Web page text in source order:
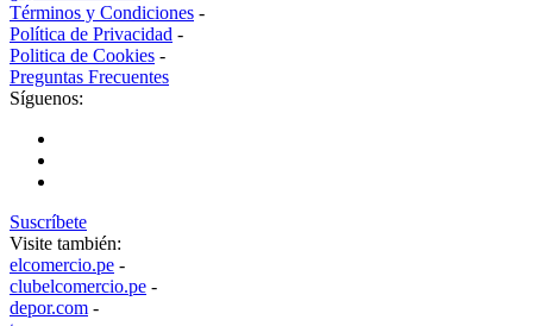
Términos y Condiciones -
Política de Privacidad -
Politica de Cookies -
Preguntas Frecuentes
Síguenos:
Suscríbete
Visite también:
elcomercio.pe -
clubelcomercio.pe -
depor.com -